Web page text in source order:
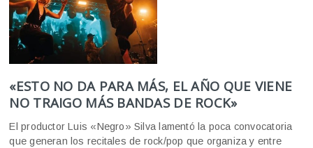
«ESTO NO DA PARA MÁS, EL AÑO QUE VIENE
NO TRAIGO MÁS BANDAS DE ROCK»
El productor Luis «Negro» Silva lamentó la poca convocatoria
que generan los recitales de rock/pop que organiza y entre